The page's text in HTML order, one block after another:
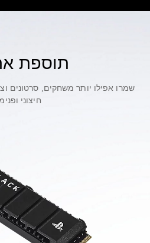
תוספת
שמרו אפילו יותר משחקים, סרטונים
חיצוני